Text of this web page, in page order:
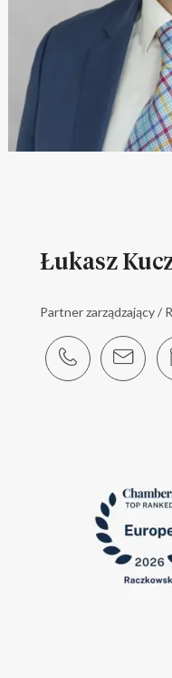
Łukasz
Partner zarządzający /